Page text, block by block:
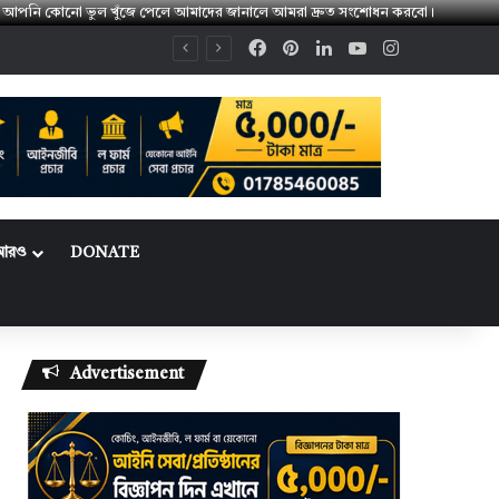
আপনি কোনো ভুল খুঁজে পেলে আমাদের জানালে আমরা দ্রুত সংশোধন করবো।
Facebook
PinterestLinkedInYouTubeInstagram
DONATE
Advertisement